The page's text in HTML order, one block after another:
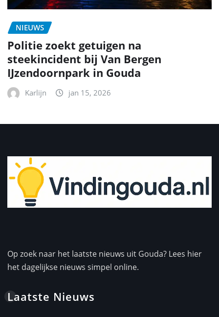
NIEUWS
Politie zoekt getuigen na
steekincident bij Van Bergen
IJzendoornpark in Gouda
Karlijn jan 15, 2026
Op zoek naar het laatste nieuws uit Gouda? Lees hier
het dagelijkse nieuws simpel online.
Laatste Nieuws